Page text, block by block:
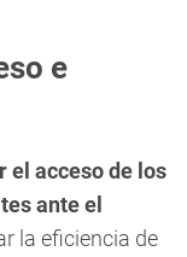
e
el acceso de los
ante el
la eficiencia de